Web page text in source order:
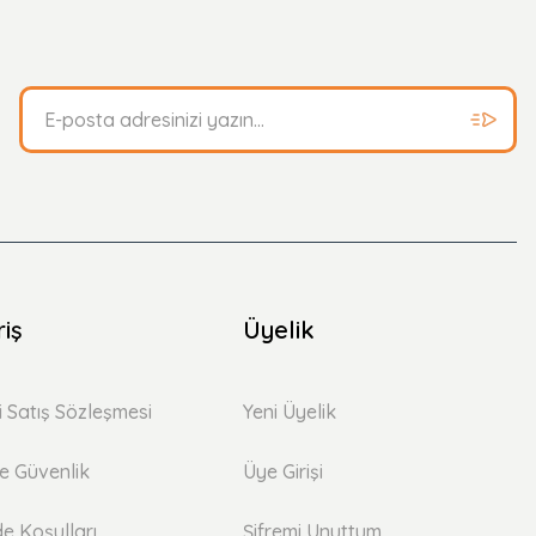
Sözleşmesi
Güvenlik
Koşulları
Üyelik
Yeni Üyelik
Üye Girişi
Şifremi Unuttum